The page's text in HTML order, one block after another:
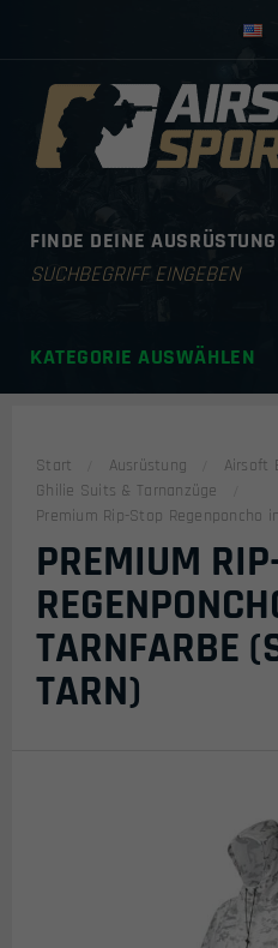
FINDE DEINE AUSRÜSTUNG
Products
KATEGORIE AUSWÄHLEN
Start Ausrüstung
Airsoft
Ghilie Suits & Tarnanzüge
Premium Rip-Stop Regenponcho
PREMIUM
TARNFARBE
TARN)